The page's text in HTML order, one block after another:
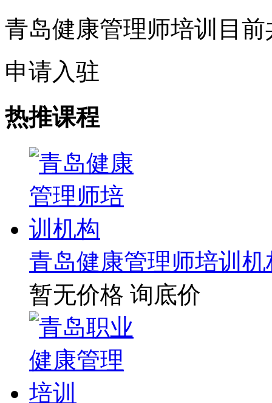
青岛健康管理师培训目
申请入驻
热推课程
青岛健康管理师培训机
暂无价格 询底价